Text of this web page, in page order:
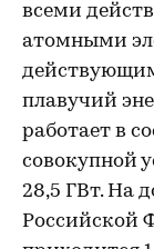
всеми
атомными
плавучий
работает в
совокупной
28,5 ГВт. На
Российской